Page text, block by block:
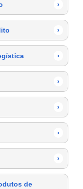
›
›
›
›
›
›
›
de